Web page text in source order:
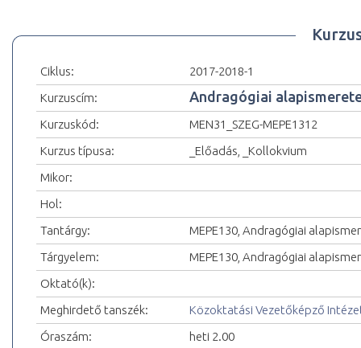
Ciklus:
2017-2018-1
Kurzuscím:
Andragógiai
Kurzuskód:
MEN31_SZEG-MEPE1312
Kurzus típusa:
_Előadás, _Kollokvium
Mikor:
Hol:
Tantárgy:
MEPE130, Andragógiai
Tárgyelem:
MEPE130, Andragógiai
Oktató(k):
Meghirdető tanszék:
Közoktatási Vezetőképző
Óraszám:
heti 2.00